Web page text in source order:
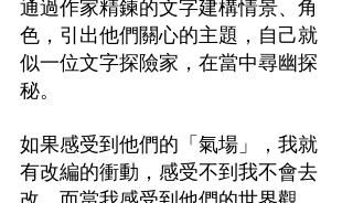
通過作家精鍊的文字建構情景、角
色，引出他們關心的主題，自己就
似一位文字探險家，在當中尋幽探
秘。
如果感受到他們的「氣場」，我就
有改編的衝動，感受不到我不會去